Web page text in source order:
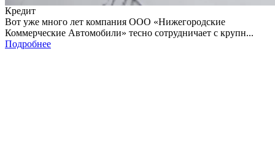
Кредит
Вот уже много лет компания ООО «Нижегородские
Коммерческие Автомобили» тесно сотрудничает с крупн...
Подробнее